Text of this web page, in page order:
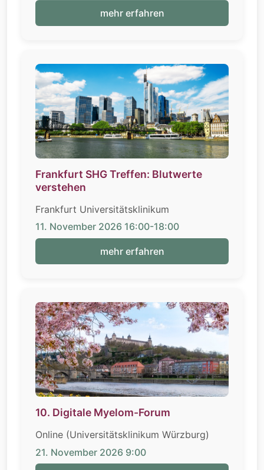
mehr erfahren
Frankfurt SHG Treffen: Blutwerte
verstehen
Frankfurt Universitätsklinikum
11. November 2026 16:00-18:00
mehr erfahren
10. Digitale Myelom-Forum
Online (Universitätsklinikum Würzburg)
21. November 2026 9:00